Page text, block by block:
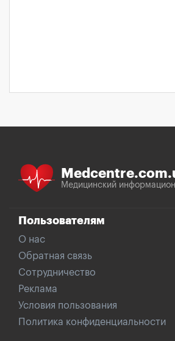
Медицинский
Пользователям
О нас
Обратная связь
Сотрудничество
Реклама
Условия пользования
Политика конфиденциальности